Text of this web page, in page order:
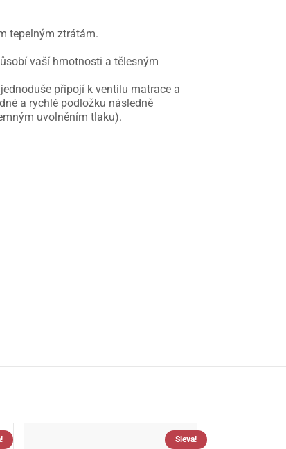
tepelným ztrátám.
vaší hmotnosti a tělesným
připojí k ventilu matrace a
a rychlé podložku následně
uvolněním tlaku).
Sleva!